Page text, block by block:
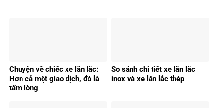
Chuyện về chiếc xe lăn lắc:
Hơn cả một giao dịch, đó là
tấm lòng
So sánh chi tiết xe lăn lắc
inox và xe lăn lắc thép